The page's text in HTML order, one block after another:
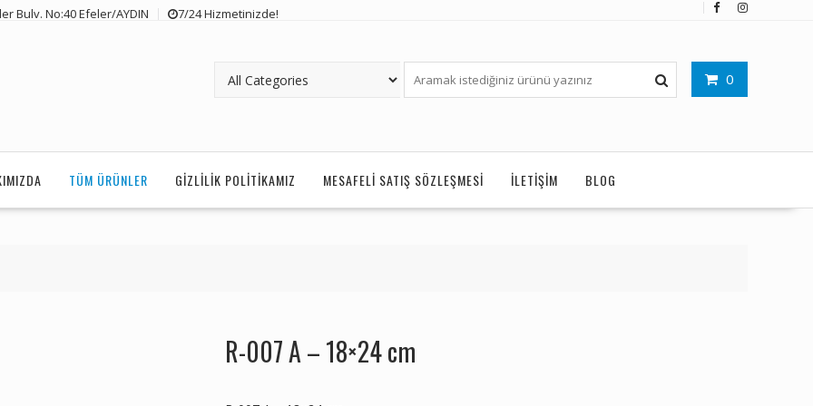
Bulv. No:40 Efeler/AYDIN 7/24 Hizmetinizde!
0
TÜM ÜRÜNLER GIZLILIK POLITIKAMIZ MESAFELI SATIŞ SÖZLEŞMESI İLETIŞIM BLOG
R-007 A – 18×24 cm